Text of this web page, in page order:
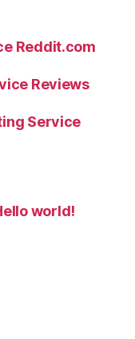
Reddit.com
Reviews
Service
world!